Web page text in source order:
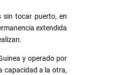
sin tocar puerto, en
extendida
y operado por
capacidad a la otra,